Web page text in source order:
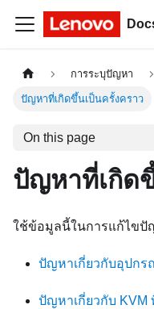
การระบุปัญหา
ปัญหาที่เกิดขึ้นเป็นครั้งคราว
On this page
ปัญหาที่เกิด
ใช้ข้อมูลนี้ในการแก้ไขปั
ปัญหาเกี่ยวกับอุปกร
ปัญหาเกี่ยวกับ KVM